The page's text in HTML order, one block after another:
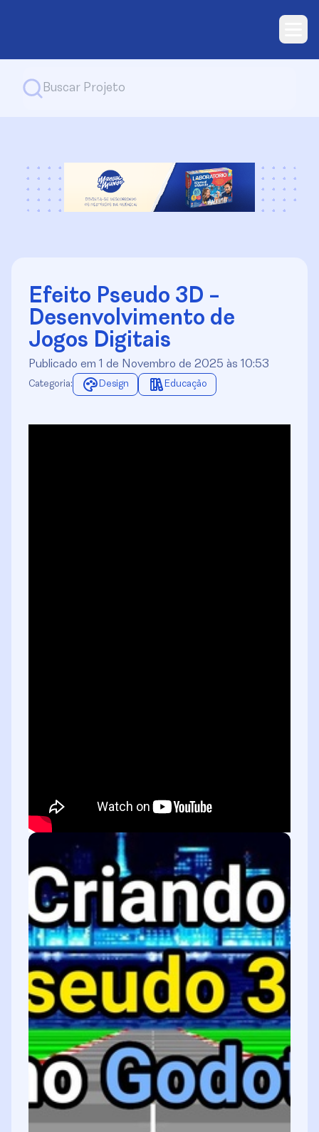
Efeito Pseudo 3D -
Desenvolvimento de
Jogos Digitais
Publicado em 1 de Novembro de 2025 às 10:53
Categoria: Design Educação